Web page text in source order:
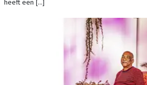
heeft een [...]